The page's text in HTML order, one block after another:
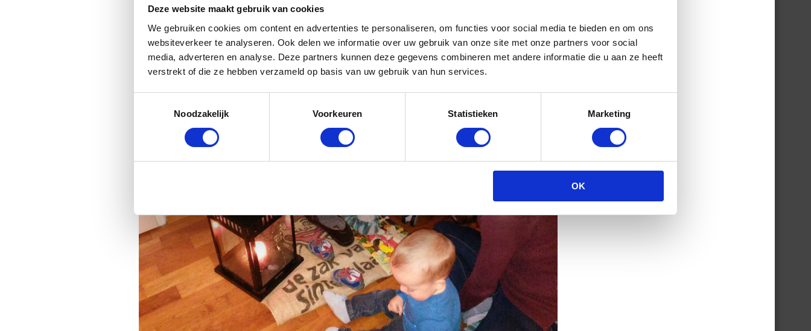
Deze website maakt gebruik van cookies
We gebruiken cookies om content en advertenties te personaliseren, om functies voor social media te bieden en om ons
websiteverkeer te analyseren. Ook delen we informatie over uw gebruik van onze site met onze partners voor social
media, adverteren en analyse. Deze partners kunnen deze gegevens combineren met andere informatie die u aan ze heeft
verstrekt of die ze hebben verzameld op basis van uw gebruik van hun services.
Noodzakelijk
Voorkeuren Statistieken Marketing
OK
pepernoot en dan gaat de pot weer dicht. Heel fijn dat hij in dit geval zo goed luistert.